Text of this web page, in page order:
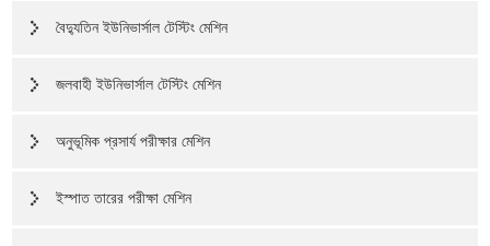
বৈদ্যুতিন ইউনিভার্সাল টেস্টিং মেশিন
জলবাহী ইউনিভার্সাল টেস্টিং মেশিন
অনুভূমিক প্রসার্য পরীক্ষার মেশিন
ইস্পাত তারের পরীক্ষা মেশিন